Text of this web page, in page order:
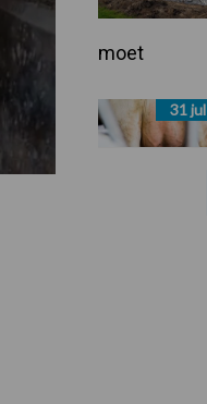
moet
31 jul